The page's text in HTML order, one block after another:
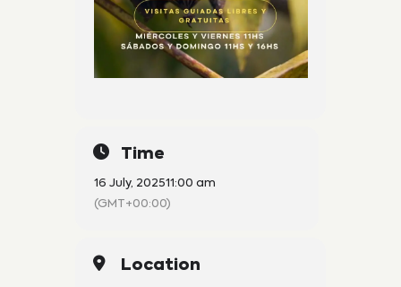
Time
16 July, 202511:00 am
(GMT+00:00)
Location